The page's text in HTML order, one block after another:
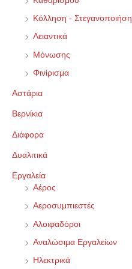
ι
α
Κόλληση - Στεγανοποιήση
Λειαντικά
Μόνωσης
Φινίρισμα
Αστάρια
Βερνίκια
Διάφορα
Δυαλιτικά
Εργαλεία
Αέρος
Αεροσυμπιεστές
Αλοιφαδόροι
Αναλώσιμα Εργαλείων
Ηλεκτρικά